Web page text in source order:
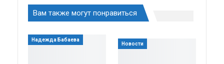
Вам также могут понравиться
Надежда Бабаева
Новости